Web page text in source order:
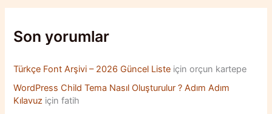
c
f
o
:
Son yorumlar
Türkçe Font Arşivi – 2026 Güncel Liste içinorçun kartepe
WordPress Child Tema Nasıl Oluşturulur ? Adım Adım
Kılavuz içinfatih